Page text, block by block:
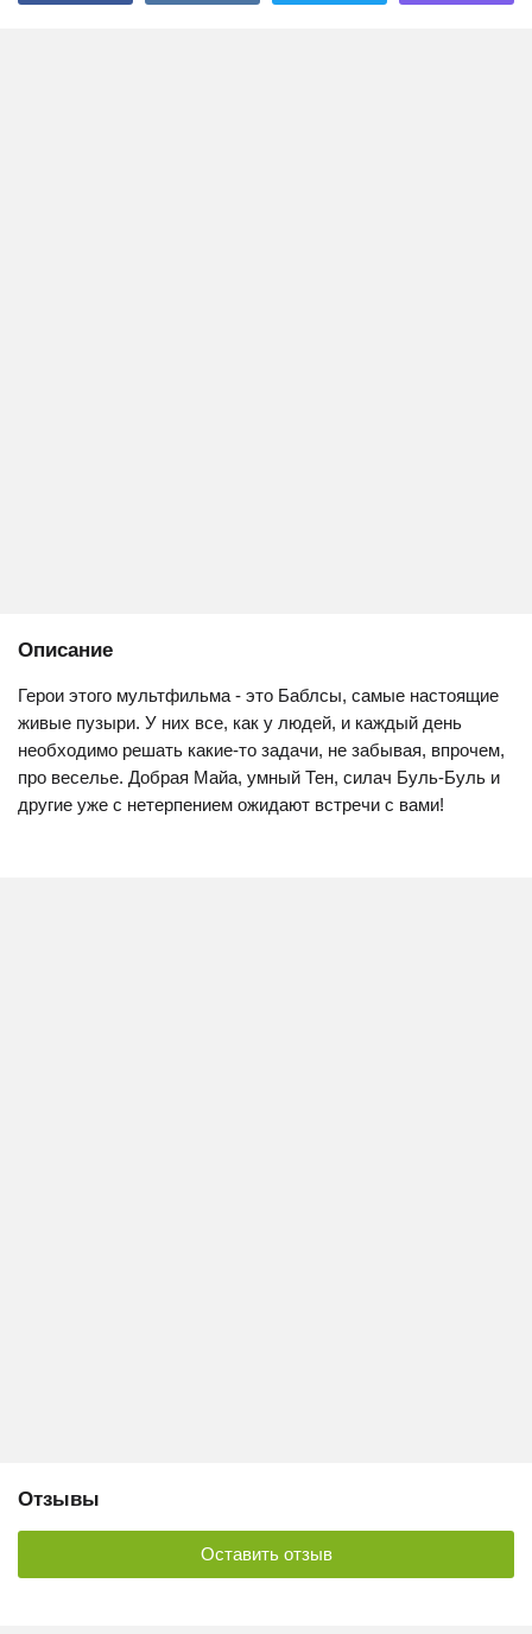
Описание
Герои этого мультфильма - это Баблсы, самые настоящие
живые пузыри. У них все, как у людей, и каждый день
необходимо решать какие-то задачи, не забывая, впрочем,
про веселье. Добрая Майа, умный Тен, силач Буль-Буль и
другие уже с нетерпением ожидают встречи с вами!
Отзывы
Оставить отзыв